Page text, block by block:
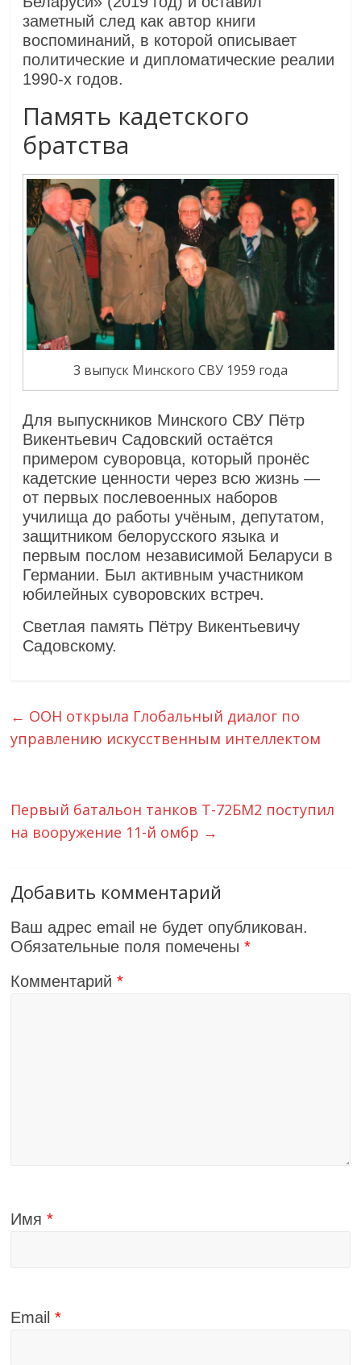
заметный след как автор книги
воспоминаний, в которой описывает
политические и дипломатические реалии
1990-х годов.
Память кадетского
братства
3 выпуск Минского СВУ 1959 года
Для выпускников Минского СВУ Пётр
Викентьевич Садовский остаётся
примером суворовца, который пронёс
кадетские ценности через всю жизнь —
от первых послевоенных наборов
училища до работы учёным, депутатом,
защитником белорусского языка и
первым послом независимой Беларуси в
Германии. Был активным участником
юбилейных суворовских встреч.
Светлая память Пётру Викентьевичу
Садовскому.
← ООН открыла Глобальный диалог по
управлению искусственным интеллектом
Первый батальон танков Т-72БМ2 поступил
на вооружение 11-й омбр →
Добавить комментарий
Ваш адрес email не будет опубликован.
Обязательные поля помечены*
Комментарий*
Имя*
Email*